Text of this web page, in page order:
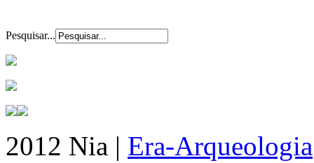
Pesquisar...
2012 Nia | Era-Arqueologia